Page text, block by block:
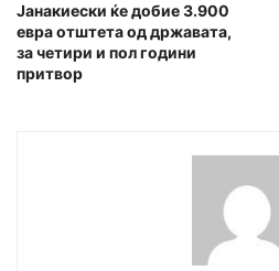
Јанакиески ќе добие 3.900
евра отштета од државата,
за четири и пол години
притвор